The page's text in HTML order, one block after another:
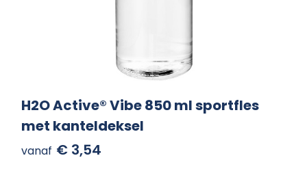
H2O Active® Vibe 850 ml sportfles
met kanteldeksel
vanaf € 3,54